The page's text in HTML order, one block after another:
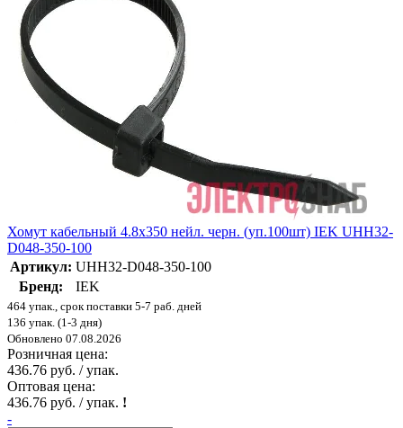
Хомут кабельный 4.8х350 нейл. черн. (уп.100шт) IEK UHH32-
D048-350-100
Артикул: UHH32-D048-350-100
Бренд:
IEK
464 упак., срок поставки 5-7 раб. дней
136 упак. (1-3 дня)
Обновлено 07.08.2026
Розничная цена:
436.76 руб. / упак.
Оптовая цена:
436.76 руб. / упак. !
-